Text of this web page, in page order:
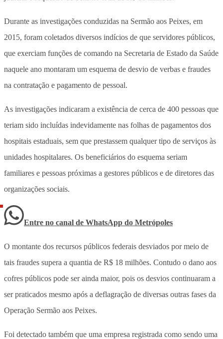
Durante as investigações conduzidas na Sermão aos Peixes, em
2015, foram coletados diversos indícios de que servidores públicos,
que exerciam funções de comando na Secretaria de Estado da Saúde
naquele ano montaram um esquema de desvio de verbas e fraudes
na contratação e pagamento de pessoal.
As investigações indicaram a existência de cerca de 400 pessoas que
teriam sido incluídas indevidamente nas folhas de pagamentos dos
hospitais estaduais, sem que prestassem qualquer tipo de serviços às
unidades hospitalares. Os beneficiários do esquema seriam
familiares e pessoas próximas a gestores públicos e de diretores das
organizações sociais.
Entre no canal de WhatsApp do Metrópoles
O montante dos recursos públicos federais desviados por meio de
tais fraudes supera a quantia de R$ 18 milhões. Contudo o dano aos
cofres públicos pode ser ainda maior, pois os desvios continuaram a
ser praticados mesmo após a deflagração de diversas outras fases da
Operação Sermão aos Peixes.
Foi detectado também que uma empresa registrada como sendo uma